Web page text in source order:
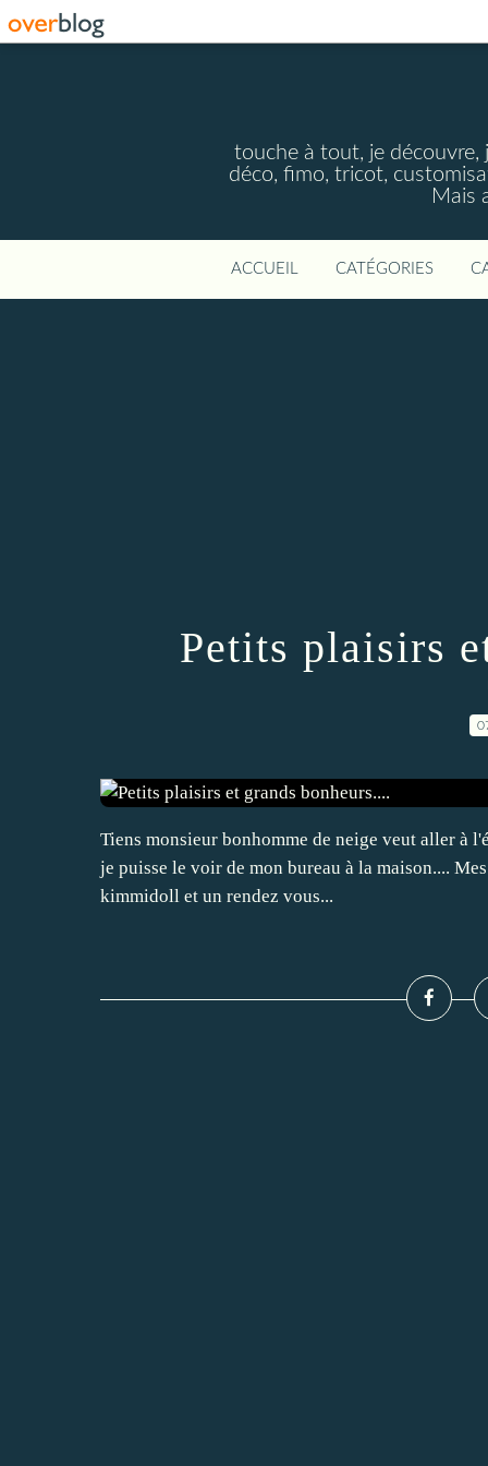
touche à tout, je découvre,
déco, fimo, tricot,
Mais
ACCUEIL CATÉGORIES
Petits plaisirs
Tiens monsieur bonhomme de neige veut aller à
je puisse le voir de mon bureau à la maison....
kimmidoll et un rendez vous...